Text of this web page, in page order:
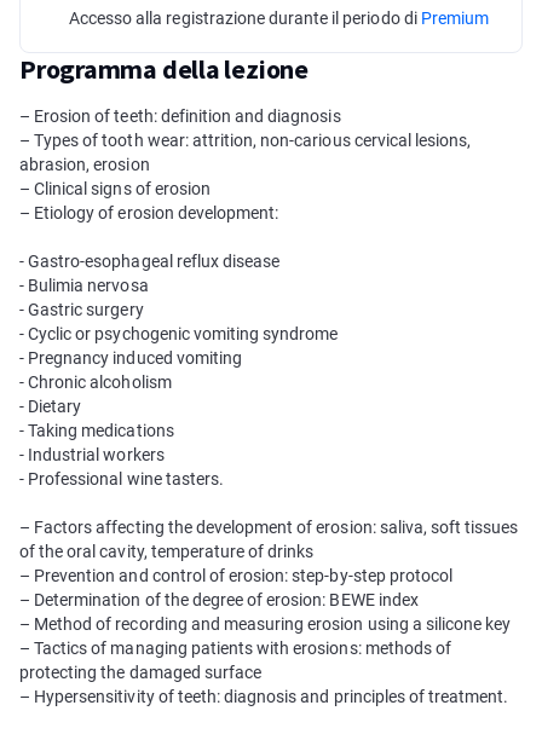
Accesso alla registrazione durante il periodo di Premium
Programma della lezione
– Erosion of teeth: definition and diagnosis
– Types of tooth wear: attrition, non-carious cervical lesions,
abrasion, erosion
– Clinical signs of erosion
– Etiology of erosion development:
- Gastro-esophageal reflux disease
- Bulimia nervosa
- Gastric surgery
- Cyclic or psychogenic vomiting syndrome
- Pregnancy induced vomiting
- Chronic alcoholism
- Dietary
- Taking medications
- Industrial workers
- Professional wine tasters.
– Factors affecting the development of erosion: saliva, soft tissues
of the oral cavity, temperature of drinks
– Prevention and control of erosion: step-by-step protocol
– Determination of the degree of erosion: BEWE index
– Method of recording and measuring erosion using a silicone key
– Tactics of managing patients with erosions: methods of
protecting the damaged surface
– Hypersensitivity of teeth: diagnosis and principles of treatment.